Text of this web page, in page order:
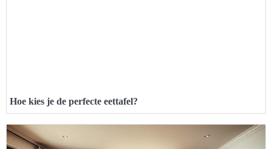
Hoe kies je de perfecte eettafel?